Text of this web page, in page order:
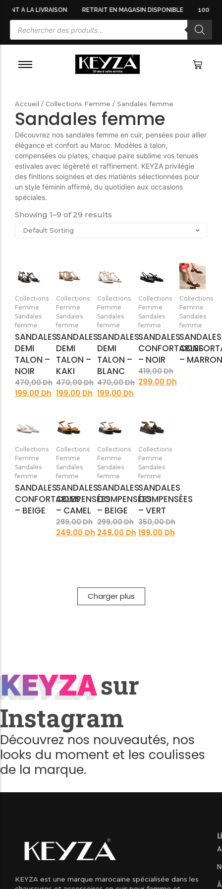
À LA LIVRAISON RETRAIT EN MAGASIN DISPONIBLE 100%
BASKETS & SNEAKERS FEMME
CHAUSSURES FEMME
ESCARPINS FEMME
MOCASSINS FEMME
MULES FEMME
SABOTS FEMME
SACS À MAIN FEMME
SACS FEMME
SANDALES FEMME
SANDALES PLATES & MEDICALES FEMME
BOOTS HOMME
DERBIES & RICHELIEUS HOMME
ESPADRILLES HOMME
MOCASSINS HOMME
Accueil / Collections Femme / Sandales femme
Sandales femme
Découvrez nos sandales femme en cuir, pensées pour allier
élégance et confort au Maroc. Modèles à talon,
compensées ou plates, chaque paire sublime vos tenues
estivales avec légèreté et raffinement. KEYZA privilégie
des finitions soignées et des matières sélectionnées pour
un style féminin affirmé, du quotidien aux occasions
spéciales.
Showing 1–9 of 29 results
Ajouter
au
panier
Collections
Femme
Sandales
femme
SANDALES
DEMI
TALON –
NOIR
470,00Dh
199,00 Dh
Ajouter
au
panier
Collections
Femme
Sandales
femme
SANDALES
DEMI
TALON –
KAKI
470,00Dh
199,00 Dh
Ajouter
au
panier
Collections
Femme
Sandales
femme
SANDALES
DEMI
TALON –
BLANC
470,00Dh
199,00 Dh
Ajouter
au
panier
Collections
Femme
Sandales
femme
SANDALES
CONFORTABLES
– NOIR
419,00Dh
299,00 Dh
Collections
Femme
Sandales
femme
SANDALES
– MARRON
Ajouter
au
panier
Collections
Femme
Sandales
femme
SANDALES
CONFORTABLES
– BEIGE
Ajouter
au
panier
Collections
Femme
Sandales
femme
SANDALES
COMPENSÉES
– CAMEL
299,00Dh
249,00 Dh
Ajouter
au
panier
Collections
Femme
Sandales
femme
SANDALES
COMPENSÉES
– BEIGE
299,00Dh
249,00 Dh
Collections
Femme
Sandales
femme
SANDALES
COMPENSÉES
– VERT
350,00Dh
199,00 Dh
Charger plus
KEYZA
KEYZAsur
Instagram
Découvrez nos nouveautés, nos
looks du moment et les coulisses
de la marque.
KEYZA est une marque marocaine spécialisée dans les